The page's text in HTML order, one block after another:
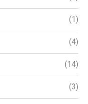
(1)
(4)
(14)
(3)